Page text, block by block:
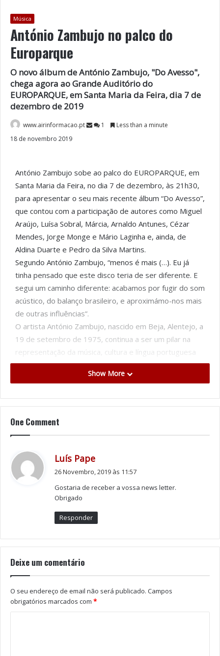
Música
António Zambujo no palco do
Europarque
O novo álbum de António Zambujo, "Do Avesso",
chega agora ao Grande Auditório do
EUROPARQUE, em Santa Maria da Feira, dia 7 de
dezembro de 2019
www.airinformacao.pt 1
Less than a minute
18 de novembro 2019
António Zambujo sobe ao palco do EUROPARQUE, em
Santa Maria da Feira, no dia 7 de dezembro, às 21h30,
para apresentar o seu mais recente álbum “Do Avesso”,
que contou com a participação de autores como Miguel
Araújo, Luísa Sobral, Márcia, Arnaldo Antunes, Cézar
Mendes, Jorge Monge e Mário Laginha e, ainda, de
Aldina Duarte e Pedro da Silva Martins.
Segundo António Zambujo, “menos é mais (…). Eu já
tinha pensado que este disco teria de ser diferente. E
segui um caminho diferente: acabamos por fugir do som
acústico, do balanço brasileiro, e aproximámo-nos mais
de outras influências”.
O artista António Zambujo, nascido em Beja, Alentejo, a
19 de setembro de 1975, continua a ser um pilar na
representação da música, cultura e língua portuguesa
além-fronteiras. Estreou-se em 2002 nos discos e
desde então, alcançou uma série de prémios e
Show More
One Comment
Luís Pape
:
26 Novembro, 2019 às 11:57
Gostaria de receber a vossa news letter.
Obrigado
Responder
Deixe um comentário
O seu endereço de email não será publicado. Campos
obrigatórios marcados com *